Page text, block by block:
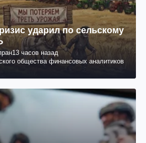
ударил по сельскому
13 часов назад
общества финансовых аналитиков